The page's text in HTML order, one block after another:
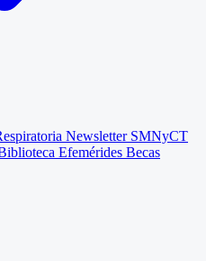
Newsletter SMNyCT
Efemérides Becas